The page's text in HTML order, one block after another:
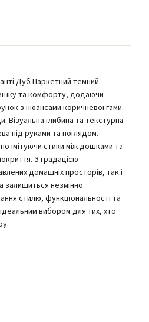
Дуб Паркетний темний
та комфорту, додаючи
з нюансами коричневої гами
глибина та текстурна
під руками та поглядом.
імітуючи стики між дошками та
З градацією
домашніх просторів, так і
залишиться незмінно
стилю, функціональності та
вибором для тих, хто